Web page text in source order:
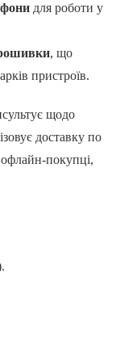
для роботи у
, що
пристроїв.
щодо
доставку по
офлайн-покупці,